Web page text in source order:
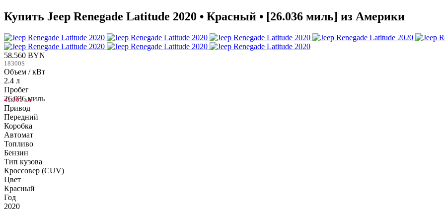
Купить Jeep Renegade Latitude 2020 • Красный • [26.036 миль] из Америки
58.560 BYN
18300$
Объем / кВт
2.4 л
Пробег
26.036 миль
41.901 км
Привод
Передний
Коробка
Автомат
Топливо
Бензин
Тип кузова
Кроссовер (CUV)
Цвет
Красный
Год
2020